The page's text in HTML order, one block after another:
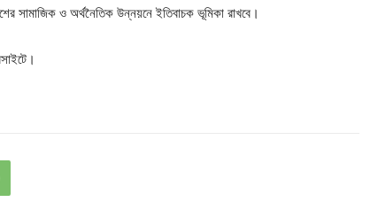
সামাজিক ও অর্থনৈতিক উন্নয়নে ইতিবাচক ভূমিকা রাখবে।